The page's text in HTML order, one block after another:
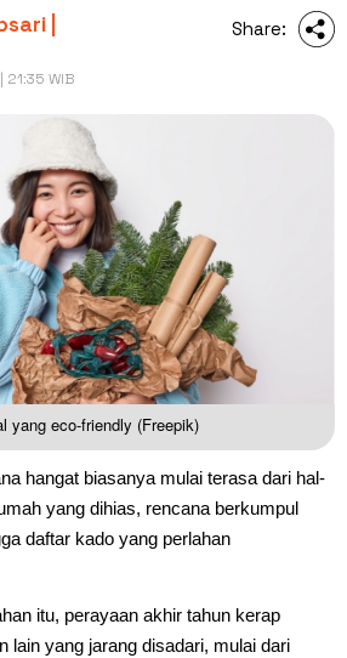
|
WIB
Share:
yang eco-friendly (Freepik)
hangat biasanya mulai terasa dari hal-
yang dihias, rencana berkumpul
daftar kado yang perlahan
itu, perayaan akhir tahun kerap
lain yang jarang disadari, mulai dari